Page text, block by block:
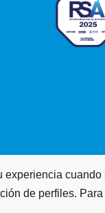
experiencia
de perfiles.